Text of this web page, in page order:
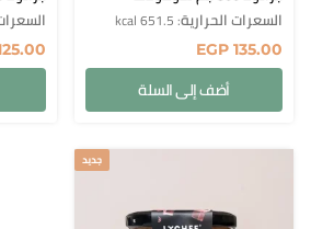
EGP 135.00
أضف إلى السلة
السعرات الحرارية: 651.5 kcal
جديد